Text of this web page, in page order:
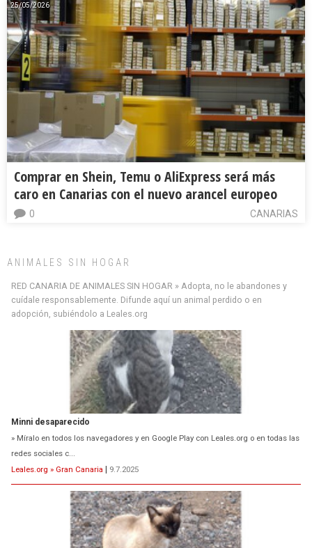
25/05/2026
Comprar en Shein, Temu o AliExpress será más
caro en Canarias con el nuevo arancel europeo
CANARIAS
0
ANIMALES SIN HOGAR
RED CANARIA DE ANIMALES SIN HOGAR » Adopta, no le abandones y
cuídale responsablemente. Difunde aquí un animal perdido o en
adopción, subiéndolo a Leales.org
Minni desaparecido
» Míralo en todos los navegadores y en Google Play con Leales.org o en todas las
redes sociales c...
Leales.org » Gran Canaria | 9.7.2025